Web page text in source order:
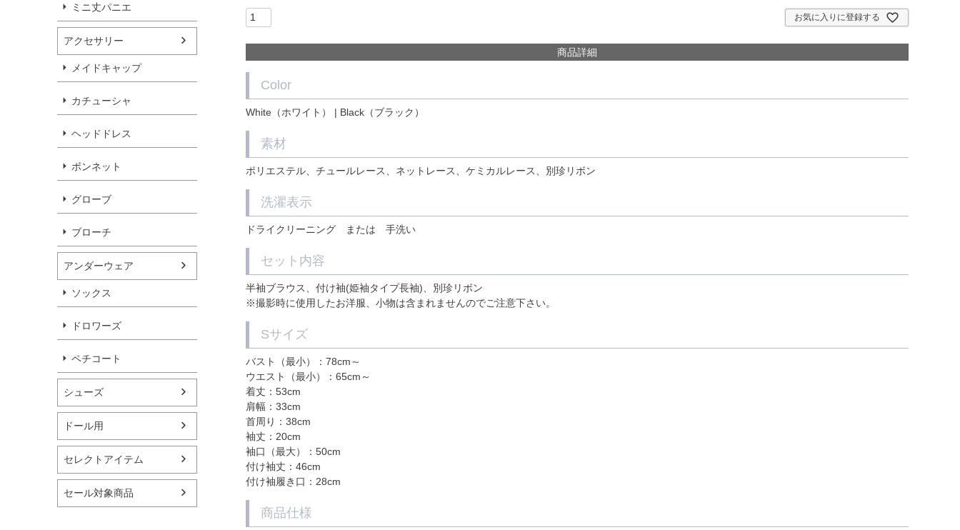
ミニ丈パニエ
アクセサリー
メイドキャップ
カチューシャ
ヘッドドレス
ボンネット
グローブ
ブローチ
アンダーウェア
ソックス
ドロワーズ
ペチコート
シューズ
ドール用
セレクトアイテム
セール対象商品
お気に入りに登録する
商品詳細
Color
White（ホワイト） | Black（ブラック）
素材
ポリエステル、チュールレース、ネットレース、ケミカルレース、別珍リボン
洗濯表示
ドライクリーニング または 手洗い
セット内容
半袖ブラウス、付け袖(姫袖タイプ長袖)、別珍リボン
※撮影時に使用したお洋服、小物は含まれませんのでご注意下さい。
Sサイズ
バスト（最小）：78cm～
ウエスト（最小）：65cm～
着丈：53cm
肩幅：33cm
首周り：38cm
袖丈：20cm
袖口（最大）：50cm
付け袖丈：46cm
付け袖履き口：28cm
商品仕様